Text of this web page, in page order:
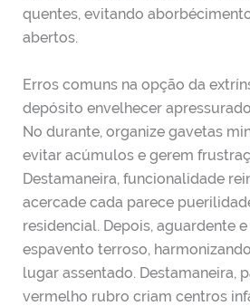
quentes, evitando
abertos.
Erros comuns na opção da
depósito envelhecer apressurado
No durante, organize gavetas
evitar acúmulos e gerem
Destamaneira, funcionalidade
acercade cada parece
residencial. Depois, aguardente
espavento terroso,
lugar assentado. Destamaneira,
vermelho rubro criam centros